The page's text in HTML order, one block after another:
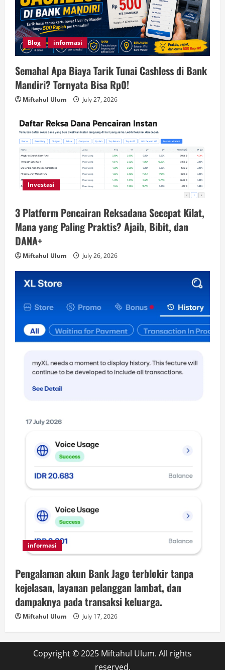
Blog informasi
Semahal Apa Biaya Tarik Tunai Cashless di Bank
Mandiri? Ternyata Bisa Rp0!
Miftahul Ulum July 27, 2026
Investasi
3 Platform Pencairan Reksadana Secepat Kilat,
Mana yang Paling Praktis? Ajaib, Bibit, dan
DANA+
Miftahul Ulum July 26, 2026
informasi
Pengalaman akun Bank Jago terblokir tanpa
kejelasan, layanan pelanggan lambat, dan
dampaknya pada transaksi keluarga.
Miftahul Ulum July 17, 2026
Copyright © 2025 Miftahul Ulum. All rights
reserved.